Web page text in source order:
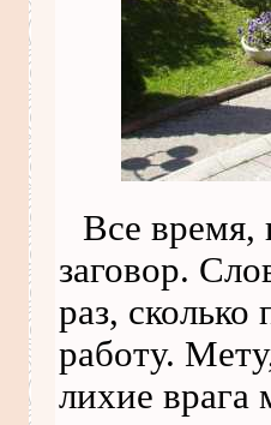
Все время,
заговор.
раз, сколько
работу.
лихие врага